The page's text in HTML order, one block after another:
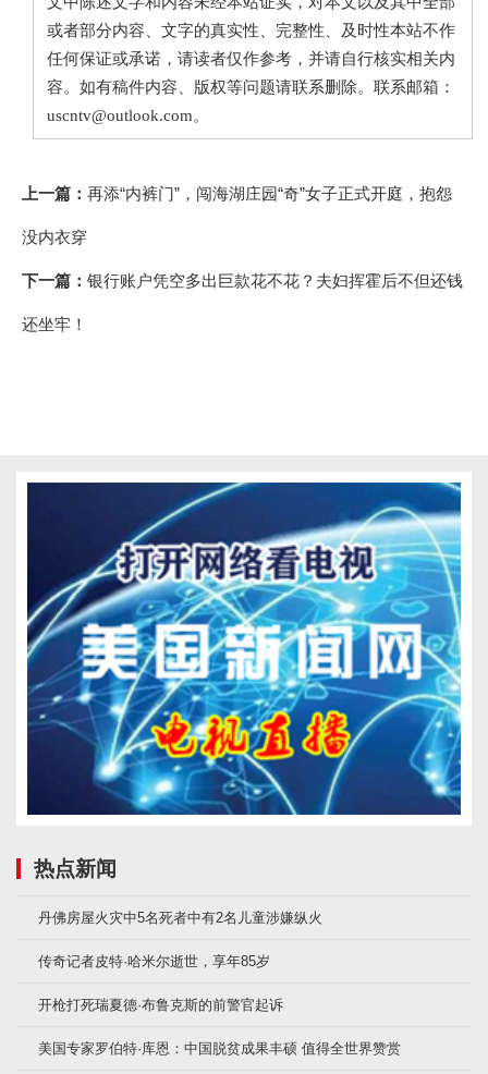
或者部分内容、文字的真实性、完整性、及时性本站不作
任何保证或承诺，请读者仅作参考，并请自行核实相关内
容。如有稿件内容、版权等问题请联系删除。联系邮箱：
uscntv@outlook.com。
上一篇： 再添“内裤门”，闯海湖庄园“奇”女子正式开庭，抱怨
没内衣穿
下一篇： 银行账户凭空多出巨款花不花？夫妇挥霍后不但还钱
还坐牢！
热点新闻
丹佛房屋火灾中5名死者中有2名儿童涉嫌纵火
传奇记者皮特·哈米尔逝世，享年85岁
开枪打死瑞夏德·布鲁克斯的前警官起诉
美国专家罗伯特·库恩：中国脱贫成果丰硕 值得全世界赞赏